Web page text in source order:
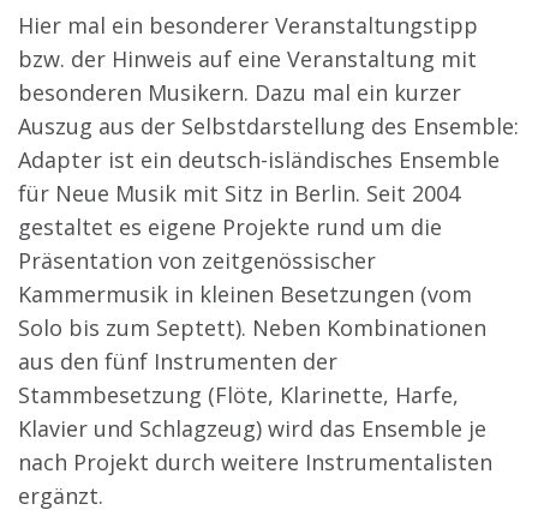
Hier mal ein besonderer Veranstaltungstipp
bzw. der Hinweis auf eine Veranstaltung mit
besonderen Musikern. Dazu mal ein kurzer
Auszug aus der Selbstdarstellung des Ensemble:
Adapter ist ein deutsch-isländisches Ensemble
für Neue Musik mit Sitz in Berlin. Seit 2004
gestaltet es eigene Projekte rund um die
Präsentation von zeitgenössischer
Kammermusik in kleinen Besetzungen (vom
Solo bis zum Septett). Neben Kombinationen
aus den fünf Instrumenten der
Stammbesetzung (Flöte, Klarinette, Harfe,
Klavier und Schlagzeug) wird das Ensemble je
nach Projekt durch weitere Instrumentalisten
ergänzt.